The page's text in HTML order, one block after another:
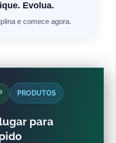
Evolua.
e comece agora.
PRODUTOS
para